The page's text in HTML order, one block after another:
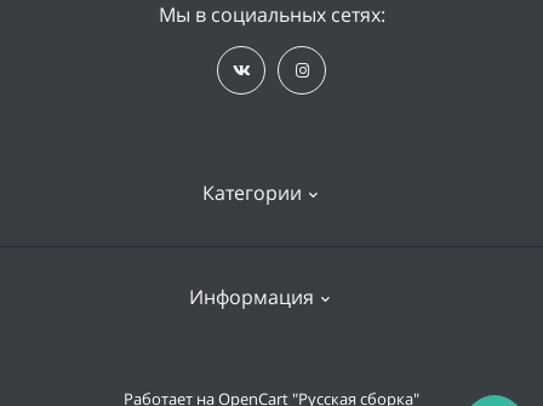
Категории
Информация
Доставка и оплата
Мы в социальных сетях:
Работает наOpenCart "Русская сборка"